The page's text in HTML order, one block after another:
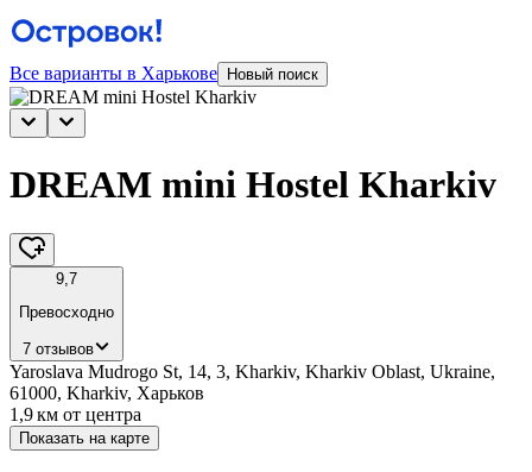
Все варианты в Харькове Новый поиск
DREAM mini Hostel Kharkiv
9,7
Превосходно
7 отзывов
Yaroslava Mudrogo St, 14, 3, Kharkiv, Kharkiv Oblast, Ukraine,
61000, Kharkiv, Харьков
1,9 км от центра
Показать на карте